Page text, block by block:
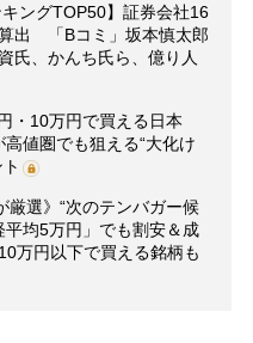
キングTOP50】証券会社16
出 「Bコミ」坂本慎太郎
氏、かんち氏ら、億り人
・10万円で買える日本
値圏でも狙える“大化け
厳選》“次のテンバガー候
均5万円」でも割安＆成
万円以下で買える銘柄も